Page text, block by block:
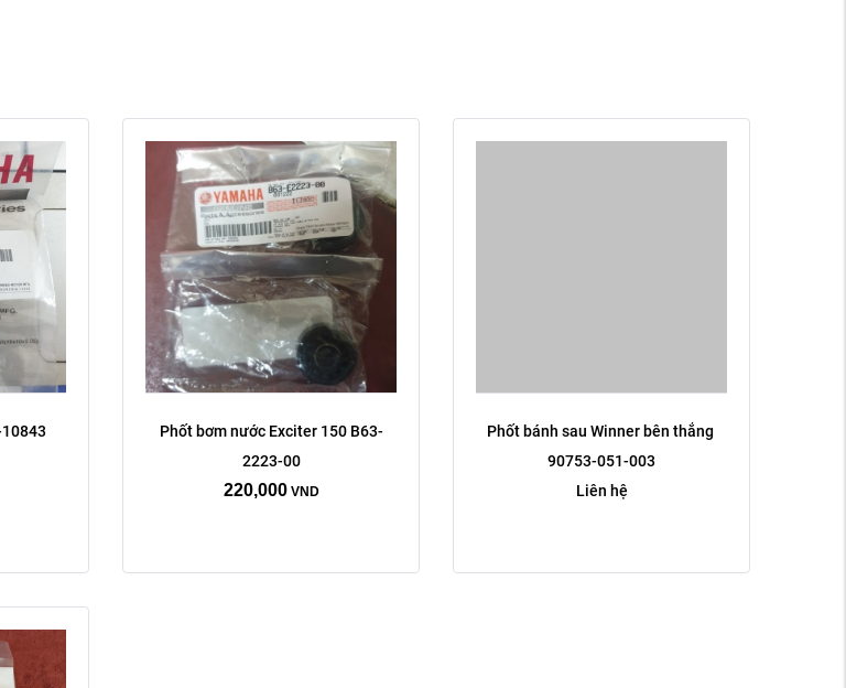
Phốt bơm nước Exciter 150 B63-
2223-00
220,000 VND
Phốt bánh sau Winner bên thắng
90753-051-003
Liên hệ